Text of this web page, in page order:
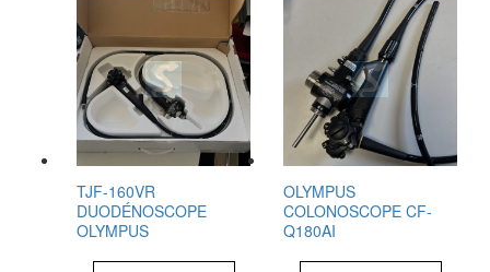
TJF-160VR
DUODÉNOSCOPE
OLYMPUS
OLYMPUS
COLONOSCOPE CF-
Q180AI